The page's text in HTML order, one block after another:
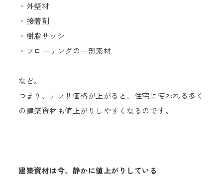
・外壁材
・接着剤
・樹脂サッシ
・フローリングの一部素材
など。
つまり、ナフサ価格が上がると、住宅に使われる多く
の建築資材も値上がりしやすくなるのです。
建築資材は今、静かに値上がりしている